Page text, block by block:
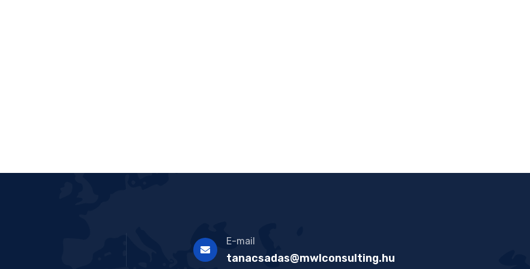
E-mail
tanacsadas@mwlconsulting.hu